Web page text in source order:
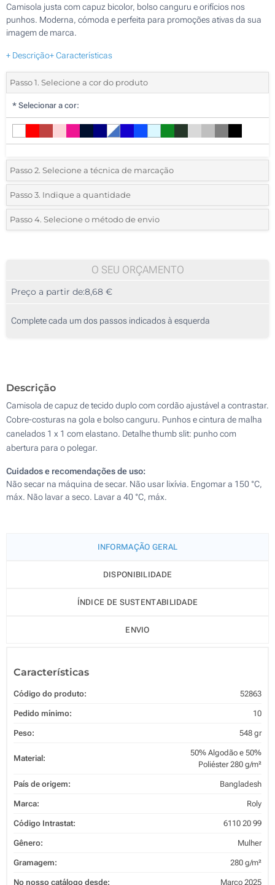
Camisola justa com capuz bicolor, bolso canguru e orifícios nos
punhos. Moderna, cómoda e perfeita para promoções ativas da sua
imagem de marca.
+ Descrição+ Características
Passo 1. Selecione a cor do produto
* Selecionar a cor:
Passo 2. Selecione a técnica de marcação
*Selecione o tipo de marcação e as cores do logotipo:
1 Cor (Num lado)
Passo 3. Indique a quantidade
*Pedido mínimo 10 (total de pedido)
Calcular preço
Passo 4. Selecione o método de envio
O SEU ORÇAMENTO
Preço a partir de:8,68 €
Complete cada um dos passos indicados à esquerda
Descrição
Camisola de capuz de tecido duplo com cordão ajustável a contrastar.
Cobre-costuras na gola e bolso canguru. Punhos e cintura de malha
canelados 1 x 1 com elastano. Detalhe thumb slit: punho com
abertura para o polegar.
Cuidados e recomendações de uso:
Não secar na máquina de secar. Não usar lixívia. Engomar a 150 °C,
máx. Não lavar a seco. Lavar a 40 °C, máx.
INFORMAÇÃO GERAL
DISPONIBILIDADE
ÍNDICE DE SUSTENTABILIDADE
ENVIO
Características
Código do produto: 52863
Pedido mínimo: 10
Peso: 548 gr
Material:
50% Algodão e 50%
Poliéster 280 g/m²
País de origem: Bangladesh
Marca: Roly
Código Intrastat: 6110 20 99
Gênero: Mulher
Gramagem: 280 g/m²
No nosso catálogo desde: Março 2025